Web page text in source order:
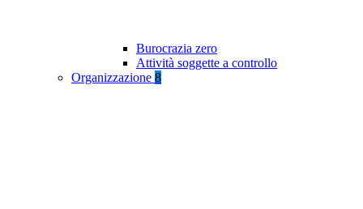
Burocrazia zero
Attività soggette a controllo
Organizzazione 8